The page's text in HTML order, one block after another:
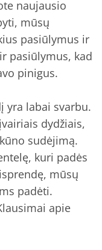
naujausio
mūsų
pasiūlymus ir
pasiūlymus, kad
pinigus.
yra labai svarbu.
dydžiais,
sudėjimą.
kuri padės
mūsų
padėti.
apie